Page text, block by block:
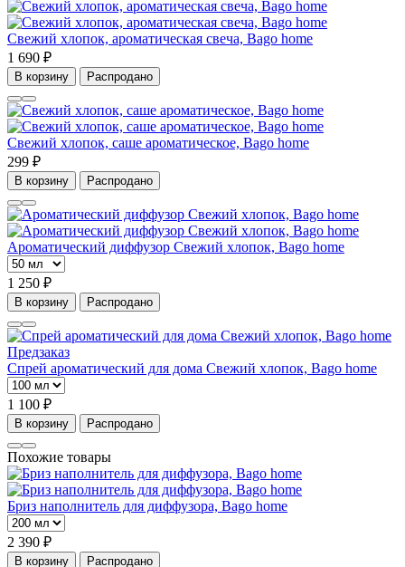
Свежий хлопок, ароматическая свеча, Bago home
1 690 ₽
В корзину Распродано
Свежий хлопок, саше ароматическое, Bago home
299 ₽
В корзину Распродано
Ароматический диффузор Свежий хлопок, Bago home
1 250 ₽
В корзину Распродано
Предзаказ
Спрей ароматический для дома Свежий хлопок, Bago home
1 100 ₽
В корзину Распродано
Похожие товары
Бриз наполнитель для диффузора, Bago home
2 390 ₽
В корзину Распродано